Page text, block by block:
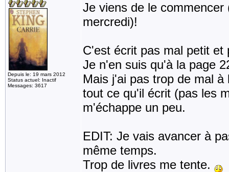
Depuis le: 19 mars 2012
Status actuel: Inactif
Messages: 3617
Je viens de le
mercredi)!
C'est écrit pas mal petit et
Je n'en suis qu'à la page
Mais j'ai pas trop de mal
tout ce qu'il écrit (pas les
m'échappe un peu.
EDIT: Je vais avancer à
même temps.
Trop de livres me tente.